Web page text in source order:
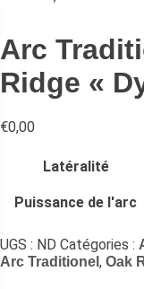
Arc
Ridge «
€0,00
Latéralité
Puissance de l'arc
UGS : ND Catégories :
Arc Traditionel , Oak